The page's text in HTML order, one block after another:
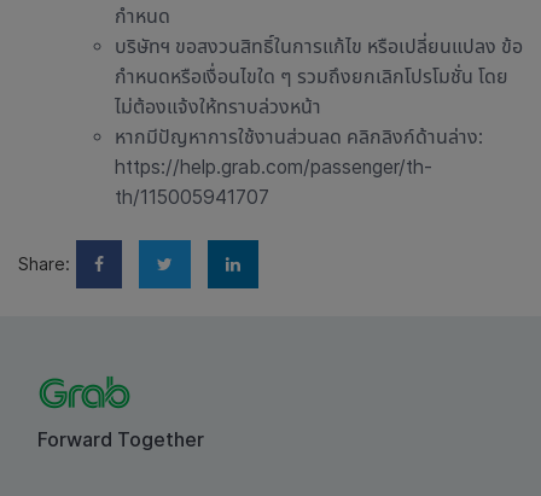
กำหนด
บริษัทฯ ขอสงวนสิทธิ์ในการแก้ไข หรือเปลี่ยนแปลง ข้อ
กำหนดหรือเงื่อนไขใด ๆ รวมถึงยกเลิกโปรโมชั่น โดย
ไม่ต้องแจ้งให้ทราบล่วงหน้า
หากมีปัญหาการใช้งานส่วนลด คลิกลิงก์ด้านล่าง:
https://help.grab.com/passenger/th-
th/115005941707
Share:
Forward Together